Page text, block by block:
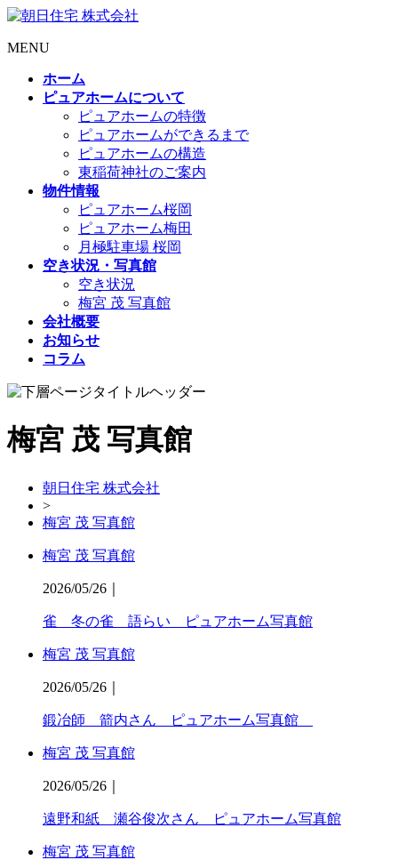
MENU
ホーム
ピュアホームについて
ピュアホームの特徴
ピュアホームができるまで
ピュアホームの構造
東稲荷神社のご案内
物件情報
ピュアホーム桜岡
ピュアホーム梅田
月極駐車場 桜岡
空き状況・写真館
空き状況
梅宮 茂 写真館
会社概要
お知らせ
コラム
梅宮 茂 写真館
朝日住宅 株式会社
>
梅宮 茂 写真館
梅宮 茂 写真館
2026/05/26
雀 冬の雀 語らい ピュアホーム写真館
梅宮 茂 写真館
2026/05/26
鍛冶師 箭内さん ピュアホーム写真館
梅宮 茂 写真館
2026/05/26
遠野和紙 瀬谷俊次さん ピュアホーム写真館
梅宮 茂 写真館